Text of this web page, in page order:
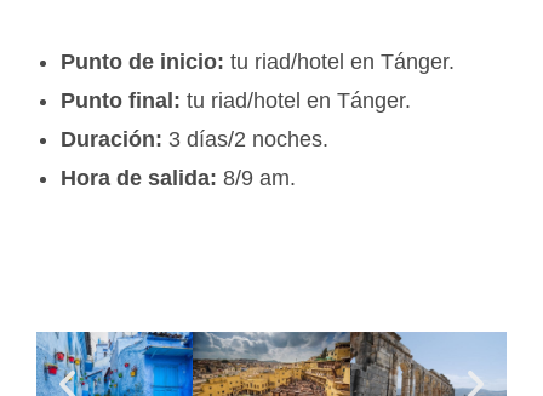
Punto de inicio: tu riad/hotel en Tánger.
Punto final: tu riad/hotel en Tánger.
Duración: 3 días/2 noches.
Hora de salida: 8/9 am.